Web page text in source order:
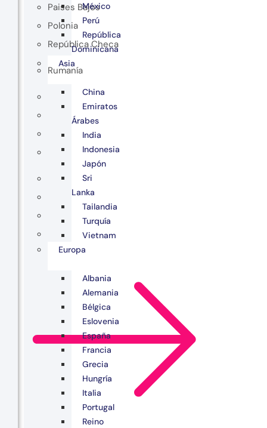
Paises Bajos
Polonia
República Checa
Rumanía
México
Perú
República
Dominicana
Asia
China
Emiratos
Árabes
India
Indonesia
Japón
Sri
Lanka
Tailandia
Turquía
Vietnam
Europa
Albania
Alemania
Bélgica
Eslovenia
España
Francia
Grecia
Hungría
Italia
Portugal
Reino